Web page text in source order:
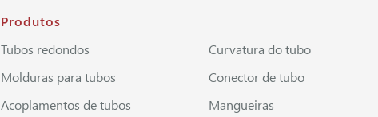
Produtos
Tubos redondos
Curvatura do tubo
Molduras para tubos
Conector de tubo
Acoplamentos de tubos
Mangueiras